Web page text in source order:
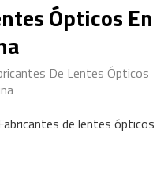
Ópticos En
De Lentes Ópticos
de lentes ópticos